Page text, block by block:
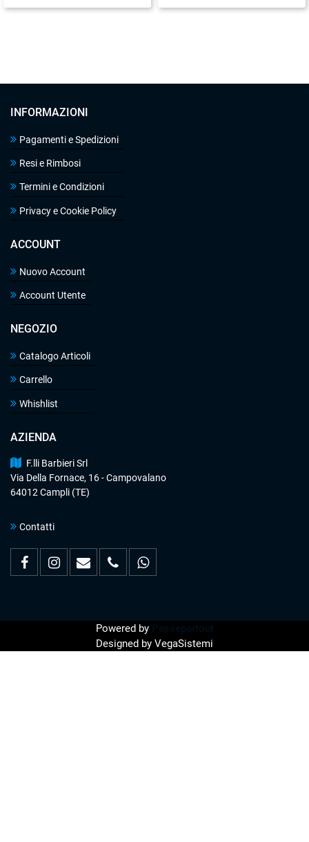
INFORMAZIONI
Pagamenti e Spedizioni
Resi e Rimbosi
Termini e Condizioni
Privacy e Cookie Policy
ACCOUNT
Nuovo Account
Account Utente
NEGOZIO
Catalogo Articoli
Carrello
Whishlist
AZIENDA
F.lli Barbieri Srl
Via Della Fornace, 16 - Campovalano
64012 Campli (TE)
Contatti
Powered by Passepartout
Designed by VegaSistemi